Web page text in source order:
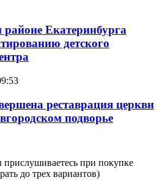
Екатеринбурга
детского
реставрация церкви
подворье
при покупке
до трех вариантов)